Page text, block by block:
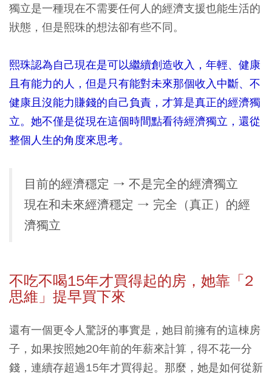
獨立是一種現在不需要任何人的經濟支援也能生活的
狀態，但是熙珠的想法卻有些不同。
熙珠認為自己現在是可以繼續創造收入，年輕、健康
且有能力的人，但是只有能對未來那個收入中斷、不
健康且沒能力賺錢的自己負責，才算是真正的經濟獨
立。她不僅是從現在這個時間點看待經濟獨立，還從
整個人生的角度來思考。
目前的經濟穩定 → 不是完全的經濟獨立
現在和未來經濟穩定 → 完全（真正）的經
濟獨立
不吃不喝15年才買得起的房，她靠「2
思維」提早買下來
還有一個更令人驚訝的事實是，她目前擁有的這棟房
子，如果按照她20年前的年薪來計算，得不花一分
錢，連續存超過15年才買得起。那麼，她是如何從新